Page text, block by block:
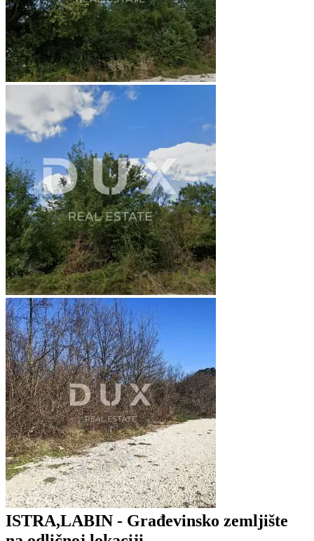
ISTRA,LABIN - Građevinsko zemljište